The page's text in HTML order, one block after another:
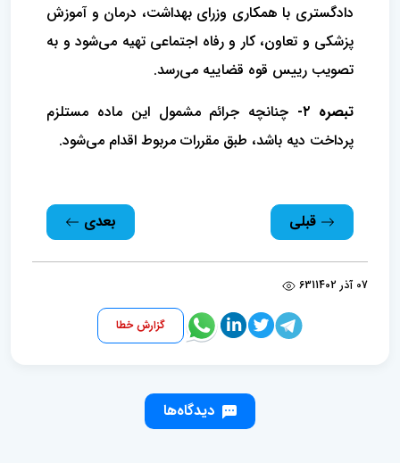
دادگستری با همکاری وزرای بهداشت، درمان و آموزش
پزشکی و تعاون، کار و رفاه اجتماعی تهیه می‌شود و به
تصویب رییس قوه قضاییه می‌رسد.
تبصره ۲-
چنانچه جرائم مشمول این ماده مستلزم
پرداخت دیه باشد، طبق مقررات مربوط اقدام می‌شود.
قبلی بعدی
07 آذر 1402 631
گزارش خطا
دیدگاه‌ها